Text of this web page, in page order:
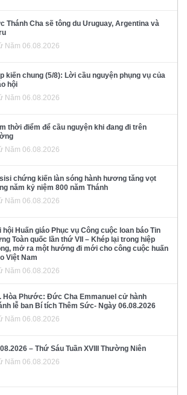
Thánh Cha sẽ tông du Uruguay, Argentina và
Năm 06.08.2026
kiến chung (5/8): Lời cầu nguyện phụng vụ của
hội
Năm 06.08.2026
thời điểm để cầu nguyện khi đang đi trên
Năm 06.08.2026
chứng kiến làn sóng hành hương tăng vọt
năm kỷ niệm 800 năm Thánh
Năm 06.08.2026
hội Huấn giáo Phục vụ Công cuộc loan báo Tin
Toàn quốc lần thứ VII – Khép lại trong hiệp
mở ra một hướng đi mới cho công cuộc huấn
Việt Nam
Năm 06.08.2026
Hòa Phước: Đức Cha Emmanuel cử hành
lễ ban Bí tích Thêm Sức- Ngày 06.08.2026
Năm 06.08.2026
– Thứ Sáu Tuần XVIII Thường Niên
Năm 06.08.2026